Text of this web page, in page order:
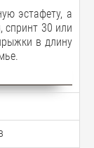
эстафету, а
спринт 30 или
в длину